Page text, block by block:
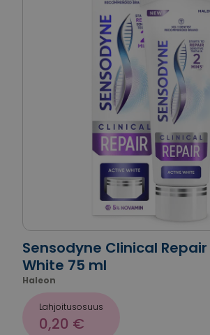
Sensodyne Clinical
White 75 ml
Haleon
Lahjoitusosuus
0,20 €